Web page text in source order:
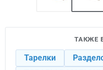
ТАКЖЕ
Тарелки